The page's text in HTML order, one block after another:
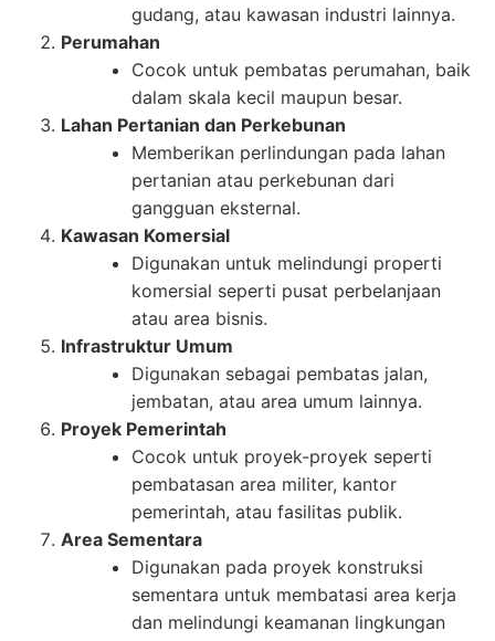
gudang, atau kawasan industri lainnya.
Perumahan
Cocok untuk pembatas perumahan, baik
dalam skala kecil maupun besar.
Lahan Pertanian dan Perkebunan
Memberikan perlindungan pada lahan
pertanian atau perkebunan dari
gangguan eksternal.
Kawasan Komersial
Digunakan untuk melindungi properti
komersial seperti pusat perbelanjaan
atau area bisnis.
Infrastruktur Umum
Digunakan sebagai pembatas jalan,
jembatan, atau area umum lainnya.
Proyek Pemerintah
Cocok untuk proyek-proyek seperti
pembatasan area militer, kantor
pemerintah, atau fasilitas publik.
Area Sementara
Digunakan pada proyek konstruksi
sementara untuk membatasi area kerja
dan melindungi keamanan lingkungan